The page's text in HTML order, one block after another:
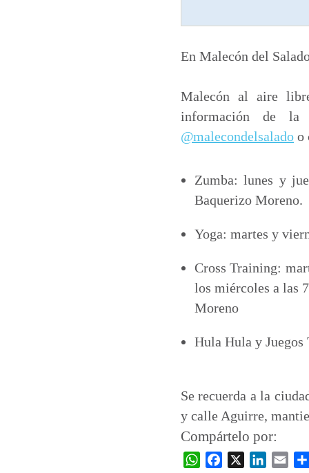
En Malecón del
Malecón al aire
información de la
@malecondelsalado o
Zumba: lunes y
Baquerizo Moreno.
Yoga: martes y
Cross Training:
los miércoles a las
Moreno
Hula Hula y Juegos
Se recuerda a la
y calle Aguirre,
Compártelo por:
W
X
L